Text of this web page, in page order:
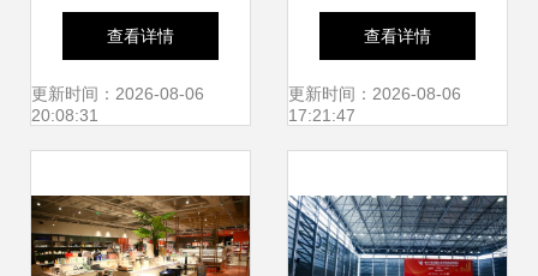
花格纹毛巾 超强吸
水，柔软舒适的家
查看详情
更新时间：2026-08-06
20:08:31
厂家提供书包来样
定制服务
查看详情
更新时间：2026-08-06
17:21:47